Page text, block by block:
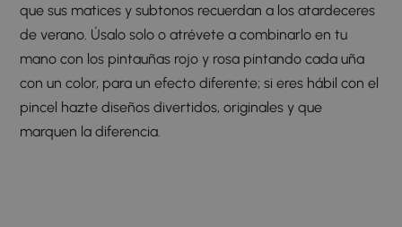
que sus matices y subtonos recuerdan a los atardeceres
de verano. Úsalo solo o atrévete a combinarlo en tu
mano con los pintauñas rojo y rosa pintando cada uña
con un color, para un efecto diferente; si eres hábil con el
pincel hazte diseños divertidos, originales y que
marquen la diferencia.